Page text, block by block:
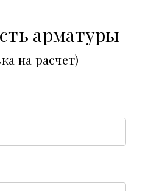
арматуры
на расчет)